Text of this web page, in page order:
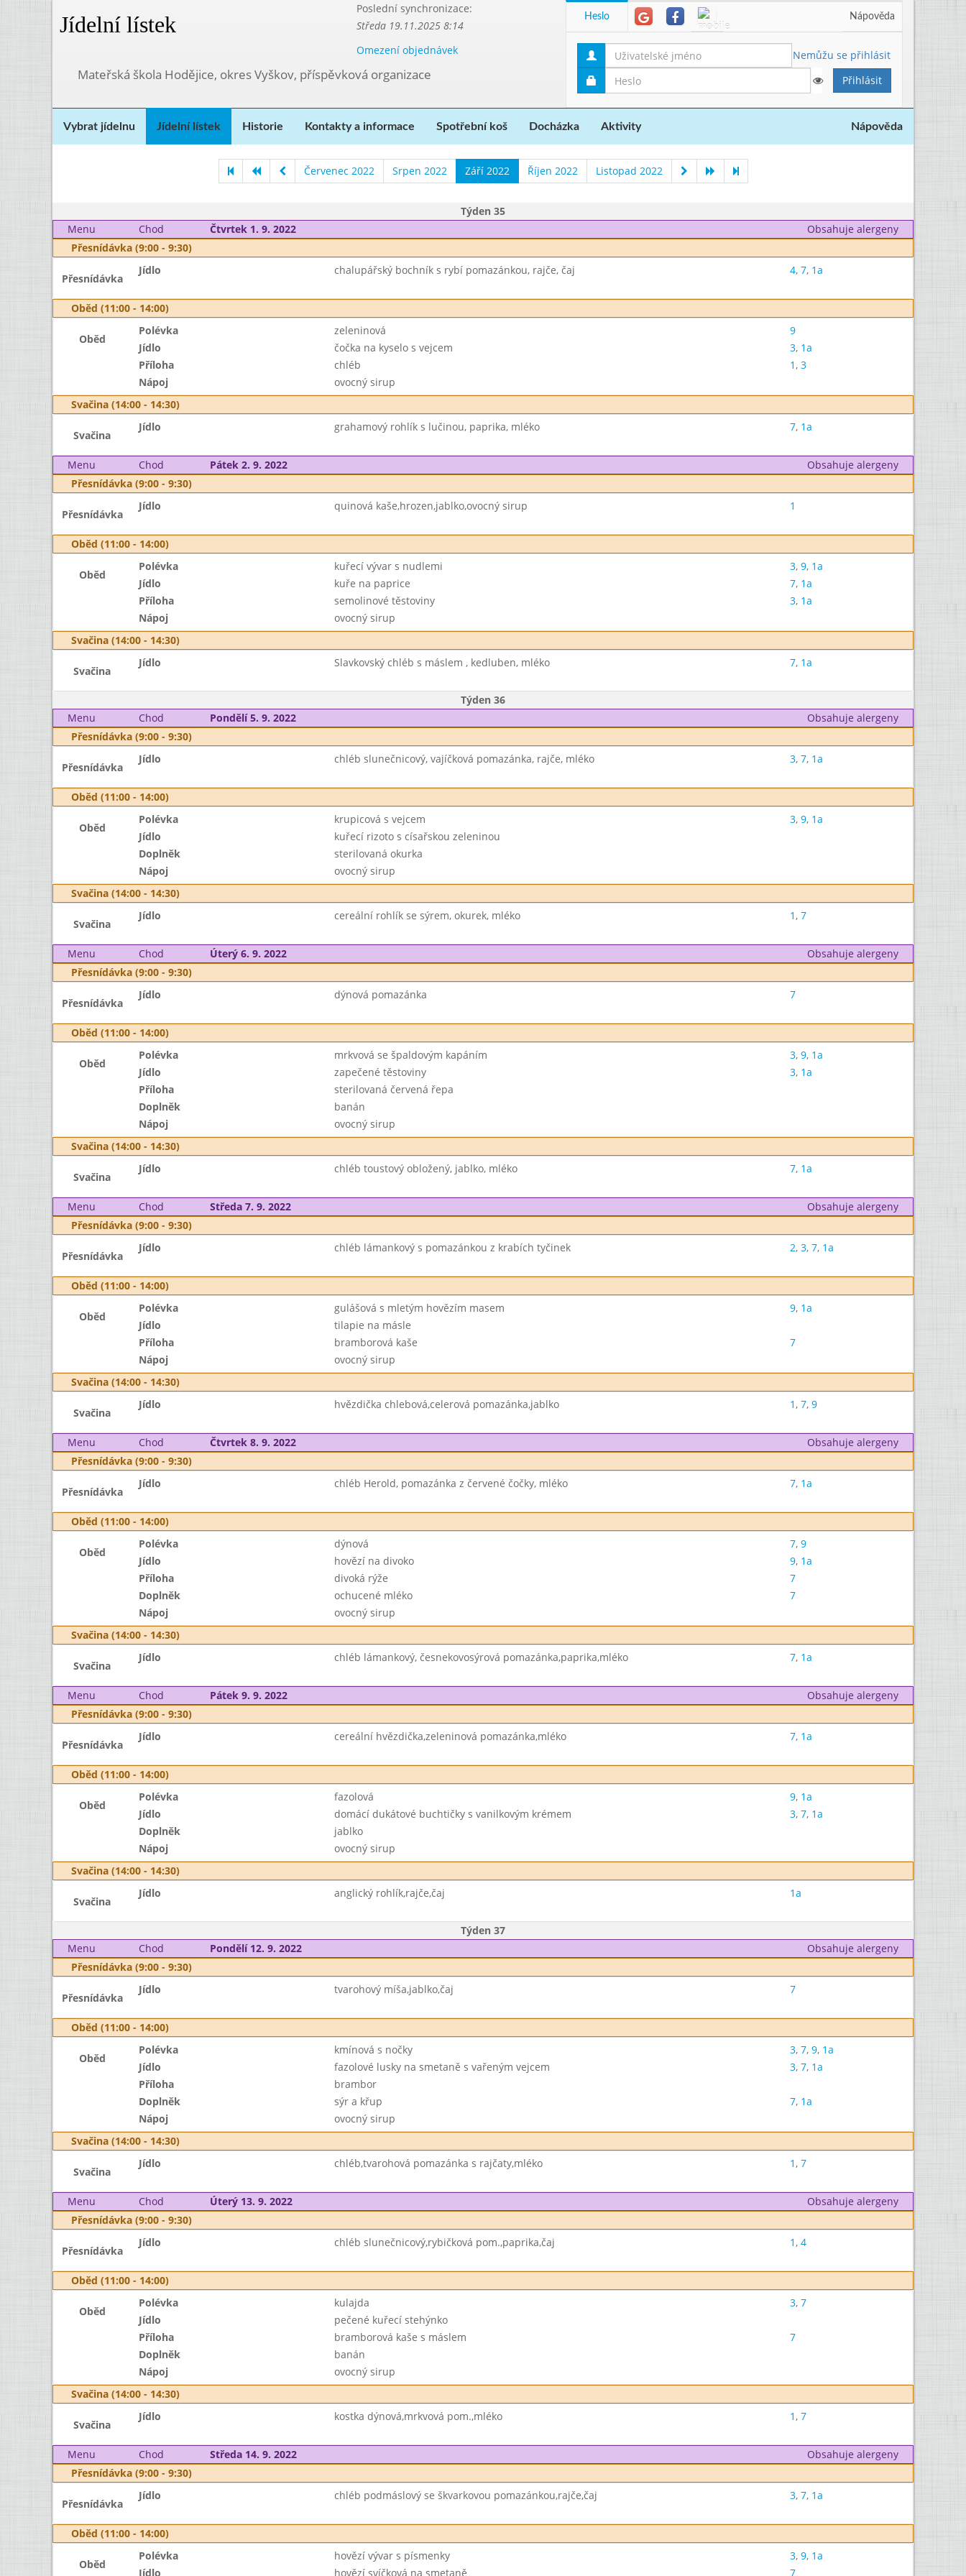
Jídelní lístek
Poslední synchronizace:
Středa 19.11.2025 8:14
Omezení objednávek
Mateřská škola Hodějice, okres Vyškov, příspěvková organizace
Heslo Nápověda
Nemůžu se přihlásit
Vybrat jídelnu Jídelní lístek Historie Kontakty a informace Spotřební koš Docházka Aktivity Nápověda
Červenec 2022 Srpen 2022 Září 2022 Říjen 2022 Listopad 2022
Týden 35
Menu
Chod Čtvrtek 1. 9. 2022
Obsahuje alergeny
Přesnídávka (9:00 - 9:30)
Přesnídávka
Jídlo chalupářský bochník s rybí pomazánkou, rajče, čaj 4, 7, 1a
Oběd (11:00 - 14:00)
Oběd
Polévka zeleninová
9
Jídlo
čočka na kyselo s vejcem 3, 1a
Příloha
chléb 1, 3
Nápoj
ovocný sirup
Svačina (14:00 - 14:30)
Svačina
Jídlo grahamový rohlík s lučinou, paprika, mléko 7, 1a
Menu Chod Pátek 2. 9. 2022
Obsahuje alergeny
Přesnídávka (9:00 - 9:30)
Přesnídávka
Jídlo quinová kaše,hrozen,jablko,ovocný sirup 1
Oběd (11:00 - 14:00)
Oběd
Polévka kuřecí vývar s nudlemi 3, 9, 1a
Jídlo
kuře na paprice 7, 1a
Příloha
semolinové těstoviny 3, 1a
Nápoj
ovocný sirup
Svačina (14:00 - 14:30)
Svačina
Jídlo Slavkovský chléb s máslem , kedluben, mléko 7, 1a
Týden 36
Menu
Chod Pondělí 5. 9. 2022
Obsahuje alergeny
Přesnídávka (9:00 - 9:30)
Přesnídávka
Jídlo chléb slunečnicový, vajíčková pomazánka, rajče, mléko 3, 7, 1a
Oběd (11:00 - 14:00)
Oběd
Polévka krupicová s vejcem 3, 9, 1a
Jídlo
kuřecí rizoto s císařskou zeleninou
Doplněk
sterilovaná okurka
Nápoj
ovocný sirup
Svačina (14:00 - 14:30)
Svačina
Jídlo cereální rohlík se sýrem, okurek, mléko 1, 7
Menu Chod Úterý 6. 9. 2022
Obsahuje alergeny
Přesnídávka (9:00 - 9:30)
Přesnídávka
Jídlo dýnová pomazánka 7
Oběd (11:00 - 14:00)
Oběd
Polévka mrkvová se špaldovým kapáním 3, 9, 1a
Jídlo
zapečené těstoviny 3, 1a
Příloha
sterilovaná červená řepa
Doplněk
banán
Nápoj
ovocný sirup
Svačina (14:00 - 14:30)
Svačina
Jídlo chléb toustový obložený, jablko, mléko 7, 1a
Menu Chod Středa 7. 9. 2022
Obsahuje alergeny
Přesnídávka (9:00 - 9:30)
Přesnídávka
Jídlo chléb lámankový s pomazánkou z krabích tyčinek 2, 3, 7, 1a
Oběd (11:00 - 14:00)
Oběd
Polévka gulášová s mletým hovězím masem 9, 1a
Jídlo
tilapie na másle
Příloha
bramborová kaše
7
Nápoj
ovocný sirup
Svačina (14:00 - 14:30)
Svačina
Jídlo hvězdička chlebová,celerová pomazánka,jablko 1, 7, 9
Menu Chod Čtvrtek 8. 9. 2022
Obsahuje alergeny
Přesnídávka (9:00 - 9:30)
Přesnídávka
Jídlo chléb Herold, pomazánka z červené čočky, mléko 7, 1a
Oběd (11:00 - 14:00)
Oběd
Polévka dýnová 7, 9
Jídlo
hovězí na divoko 9, 1a
Příloha
divoká rýže
7
Doplněk
ochucené mléko
7
Nápoj
ovocný sirup
Svačina (14:00 - 14:30)
Svačina
Jídlo chléb lámankový, česnekovosýrová pomazánka,paprika,mléko 7, 1a
Menu Chod Pátek 9. 9. 2022
Obsahuje alergeny
Přesnídávka (9:00 - 9:30)
Přesnídávka
Jídlo cereální hvězdička,zeleninová pomazánka,mléko 7, 1a
Oběd (11:00 - 14:00)
Oběd
Polévka fazolová 9, 1a
Jídlo
domácí dukátové buchtičky s vanilkovým krémem 3, 7, 1a
Doplněk
jablko
Nápoj
ovocný sirup
Svačina (14:00 - 14:30)
Svačina
Jídlo anglický rohlík,rajče,čaj 1a
Týden 37
Menu
Chod Pondělí 12. 9. 2022
Obsahuje alergeny
Přesnídávka (9:00 - 9:30)
Přesnídávka
Jídlo tvarohový míša,jablko,čaj 7
Oběd (11:00 - 14:00)
Oběd
Polévka kmínová s nočky 3, 7, 9, 1a
Jídlo
fazolové lusky na smetaně s vařeným vejcem 3, 7, 1a
Příloha
brambor
Doplněk
sýr a křup 7, 1a
Nápoj
ovocný sirup
Svačina (14:00 - 14:30)
Svačina
Jídlo chléb,tvarohová pomazánka s rajčaty,mléko 1, 7
Menu Chod Úterý 13. 9. 2022
Obsahuje alergeny
Přesnídávka (9:00 - 9:30)
Přesnídávka
Jídlo chléb slunečnicový,rybičková pom.,paprika,čaj 1, 4
Oběd (11:00 - 14:00)
Oběd
Polévka kulajda 3, 7
Jídlo
pečené kuřecí stehýnko
Příloha
bramborová kaše s máslem
7
Doplněk
banán
Nápoj
ovocný sirup
Svačina (14:00 - 14:30)
Svačina
Jídlo kostka dýnová,mrkvová pom.,mléko 1, 7
Menu Chod Středa 14. 9. 2022
Obsahuje alergeny
Přesnídávka (9:00 - 9:30)
Přesnídávka
Jídlo chléb podmáslový se škvarkovou pomazánkou,rajče,čaj 3, 7, 1a
Oběd (11:00 - 14:00)
Oběd
Polévka hovězí vývar s písmenky 3, 9, 1a
Jídlo
hovězí svíčková na smetaně 7